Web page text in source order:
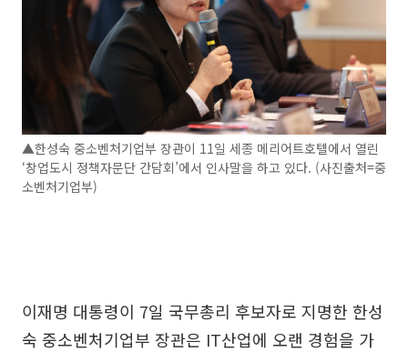
▲한성숙 중소벤처기업부 장관이 11일 세종 메리어트호텔에서 열린
‘창업도시 정책자문단 간담회’에서 인사말을 하고 있다. (사진출처=중
소벤처기업부)
이재명 대통령이 7일 국무총리 후보자로 지명한 한성
숙 중소벤처기업부 장관은 IT산업에 오랜 경험을 가